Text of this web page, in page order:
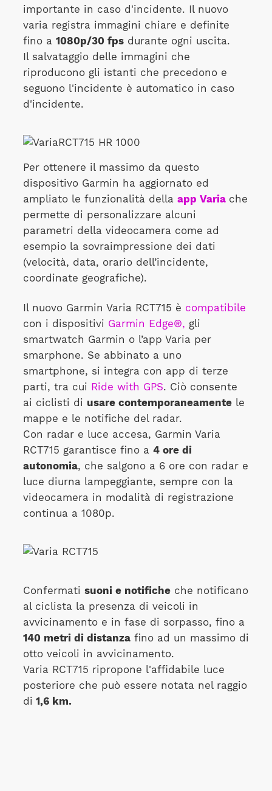
importante in caso d'incidente. Il nuovo
varia registra immagini chiare e definite
fino a 1080p/30 fpsdurante ogni uscita.
Il salvataggio delle immagini che
riproducono gli istanti che precedono e
seguono l'incidente è automatico in caso
d'incidente.
Per ottenere il massimo da questo
dispositivo Garmin ha aggiornato ed
ampliato le funzionalità della app Varia che
permette di personalizzare alcuni
parametri della videocamera come ad
esempio la sovraimpressione dei dati
(velocità, data, orario dell’incidente,
coordinate geografiche).
Il nuovo Garmin Varia RCT715 è compatibile
con i dispositivi Garmin Edge®, gli
smartwatch Garmin o l’app Varia per
smarphone. Se abbinato a uno
smartphone, si integra con app di terze
parti, tra cui Ride with GPS. Ciò consente
ai ciclisti di usare contemporaneamentele
mappe e le notifiche del radar.
Con radar e luce accesa, Garmin Varia
RCT715 garantisce fino a 4 ore di
autonomia, che salgono a 6 ore con radar e
luce diurna lampeggiante, sempre con la
videocamera in modalità di registrazione
continua a 1080p.
Confermati suoni e notificheche notificano
al ciclista la presenza di veicoli in
avvicinamento e in fase di sorpasso, fino a
140 metri di distanzafino ad un massimo di
otto veicoli in avvicinamento.
Varia RCT715 ripropone l'affidabile luce
posteriore che può essere notata nel raggio
di 1,6 km.